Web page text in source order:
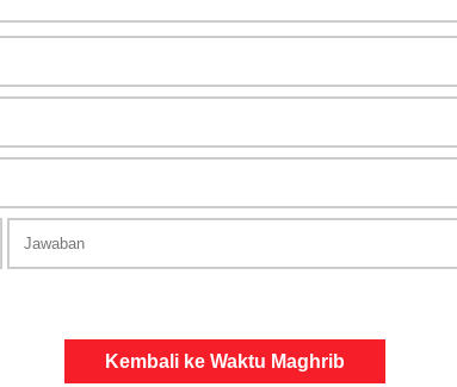
Kembali ke Waktu Maghrib